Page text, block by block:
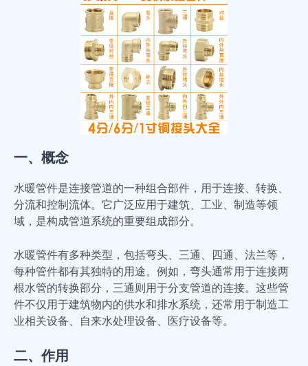
一、概念
水暖管件是连接管道的一种组合部件，用于连接、转换、
分流和控制流体。它广泛应用于建筑、工业、制造等领
域，是构成管道系统的重要组成部分。
水暖管件有多种类型，包括弯头、三通、四通、法兰等，
每种管件都有其独特的用途。例如，弯头通常用于连接两
根水管的转换部分，三通则用于分支管道的连接。这些管
件不仅用于建筑物内的供水和排水系统，还常用于制造工
业相关设备、自来水处理设备、医疗设备等。
二、作用